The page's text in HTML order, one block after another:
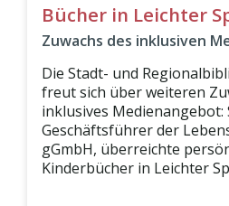
Bücher in Leichter
Zuwachs des inklusiven
Die Stadt- und
freut sich über weiteren
inklusives Medienangebot:
Geschäftsführer der
gGmbH, überreichte
Kinderbücher in Leichter